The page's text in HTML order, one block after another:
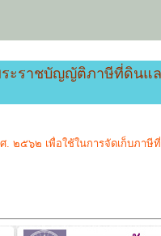
ระราชบัญญัติภาษีที่ดินแ
. ๒๕๖๒ เพื่อใช้ในการจัดเก็บภาษี